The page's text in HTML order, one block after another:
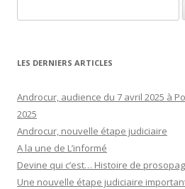
LES DERNIERS ARTICLES
Androcur, audience du 7 avril 2025 à
2025
Androcur, nouvelle étape judiciaire
A la une de L’informé
Devine qui c’est… Histoire de
Une nouvelle étape judiciaire